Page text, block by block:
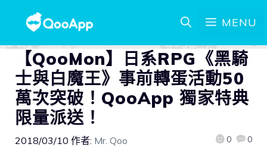
MENU
【QooMon】日系RPG《黑騎
士與白魔王》事前轉蛋活動50
萬次突破！QooApp 獨家特典
限量派送！
2018/03/10 作者: Mr. Qoo 0 0